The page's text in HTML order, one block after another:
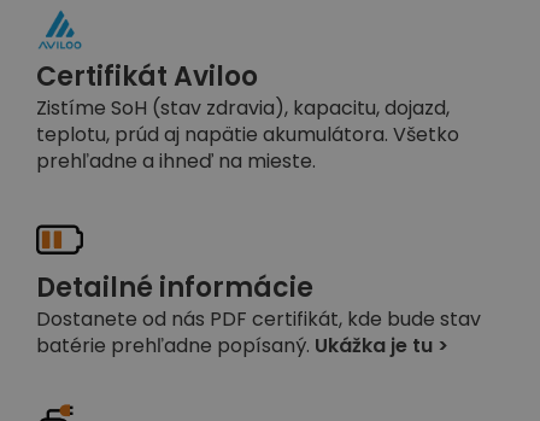
Certifikát Aviloo
Zistíme SoH (stav zdravia), kapacitu, dojazd,
teplotu, prúd aj napätie akumulátora. Všetko
prehľadne a ihneď na mieste.
Detailné informácie
Dostanete od nás PDF certifikát, kde bude stav
batérie prehľadne popísaný. Ukážka je tu >